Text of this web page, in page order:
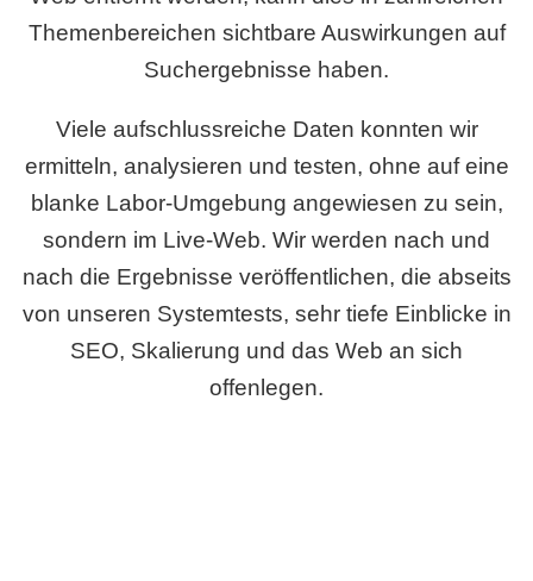
Themenbereichen sichtbare Auswirkungen auf
Suchergebnisse haben.
Viele aufschlussreiche Daten konnten wir
ermitteln, analysieren und testen, ohne auf eine
blanke Labor-Umgebung angewiesen zu sein,
sondern im Live-Web. Wir werden nach und
nach die Ergebnisse veröffentlichen, die abseits
von unseren Systemtests, sehr tiefe Einblicke in
SEO, Skalierung und das Web an sich
offenlegen.